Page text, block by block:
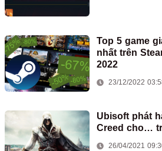
Top 5 game
nhất trên
2022
23/12/2022
Ubisoft phát
Creed cho…
26/04/2021